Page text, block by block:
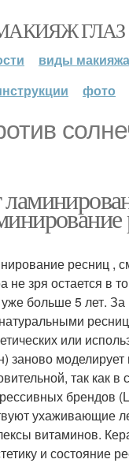
ГЛАЗ
виды макияжа
фото
ресниц ,
не зря остается в
больше 5 лет. За
или
заново моделирует
так как в
брендов
ухаживающие
витаминов.
и состояние